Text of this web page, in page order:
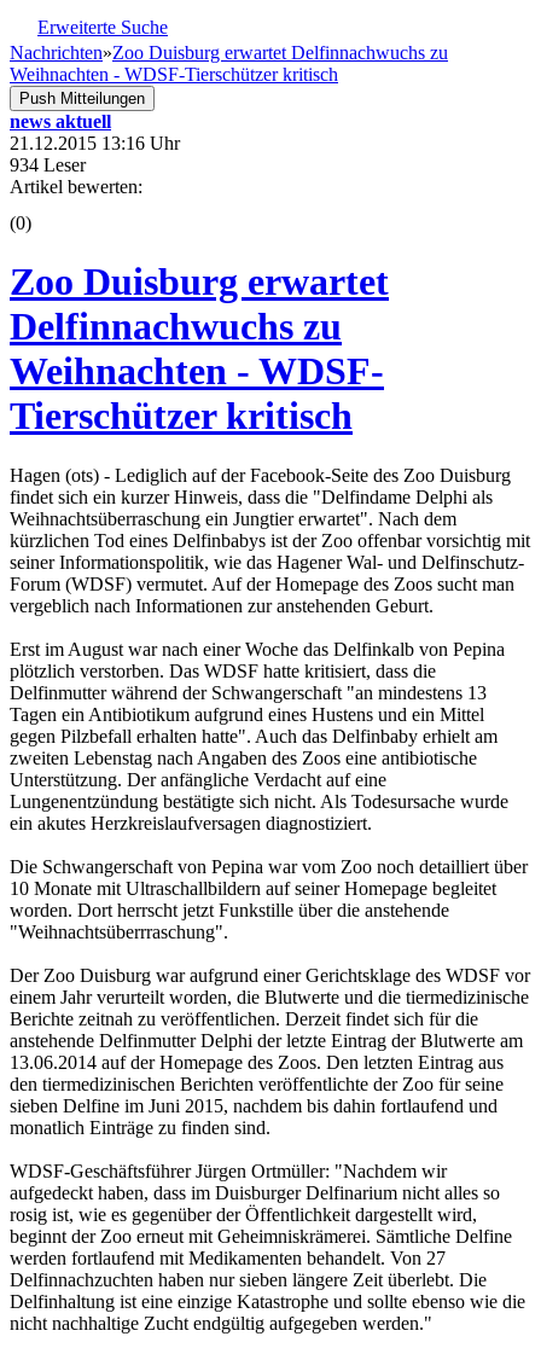
Erweiterte Suche
Nachrichten»Zoo Duisburg erwartet Delfinnachwuchs zu
Weihnachten - WDSF-Tierschützer kritisch
Push Mitteilungen
news aktuell
21.12.2015 13:16 Uhr
934 Leser
Artikel bewerten:
(0)
Zoo Duisburg erwartet
Delfinnachwuchs zu
Weihnachten - WDSF-
Tierschützer kritisch
Hagen (ots) - Lediglich auf der Facebook-Seite des Zoo Duisburg
findet sich ein kurzer Hinweis, dass die "Delfindame Delphi als
Weihnachtsüberraschung ein Jungtier erwartet". Nach dem
kürzlichen Tod eines Delfinbabys ist der Zoo offenbar vorsichtig mit
seiner Informationspolitik, wie das Hagener Wal- und Delfinschutz-
Forum (WDSF) vermutet. Auf der Homepage des Zoos sucht man
vergeblich nach Informationen zur anstehenden Geburt.
Erst im August war nach einer Woche das Delfinkalb von Pepina
plötzlich verstorben. Das WDSF hatte kritisiert, dass die
Delfinmutter während der Schwangerschaft "an mindestens 13
Tagen ein Antibiotikum aufgrund eines Hustens und ein Mittel
gegen Pilzbefall erhalten hatte". Auch das Delfinbaby erhielt am
zweiten Lebenstag nach Angaben des Zoos eine antibiotische
Unterstützung. Der anfängliche Verdacht auf eine
Lungenentzündung bestätigte sich nicht. Als Todesursache wurde
ein akutes Herzkreislaufversagen diagnostiziert.
Die Schwangerschaft von Pepina war vom Zoo noch detailliert über
10 Monate mit Ultraschallbildern auf seiner Homepage begleitet
worden. Dort herrscht jetzt Funkstille über die anstehende
"Weihnachtsüberrraschung".
Der Zoo Duisburg war aufgrund einer Gerichtsklage des WDSF vor
einem Jahr verurteilt worden, die Blutwerte und die tiermedizinische
Berichte zeitnah zu veröffentlichen. Derzeit findet sich für die
anstehende Delfinmutter Delphi der letzte Eintrag der Blutwerte am
13.06.2014 auf der Homepage des Zoos. Den letzten Eintrag aus
den tiermedizinischen Berichten veröffentlichte der Zoo für seine
sieben Delfine im Juni 2015, nachdem bis dahin fortlaufend und
monatlich Einträge zu finden sind.
WDSF-Geschäftsführer Jürgen Ortmüller: "Nachdem wir
aufgedeckt haben, dass im Duisburger Delfinarium nicht alles so
rosig ist, wie es gegenüber der Öffentlichkeit dargestellt wird,
beginnt der Zoo erneut mit Geheimniskrämerei. Sämtliche Delfine
werden fortlaufend mit Medikamenten behandelt. Von 27
Delfinnachzuchten haben nur sieben längere Zeit überlebt. Die
Delfinhaltung ist eine einzige Katastrophe und sollte ebenso wie die
nicht nachhaltige Zucht endgültig aufgegeben werden."